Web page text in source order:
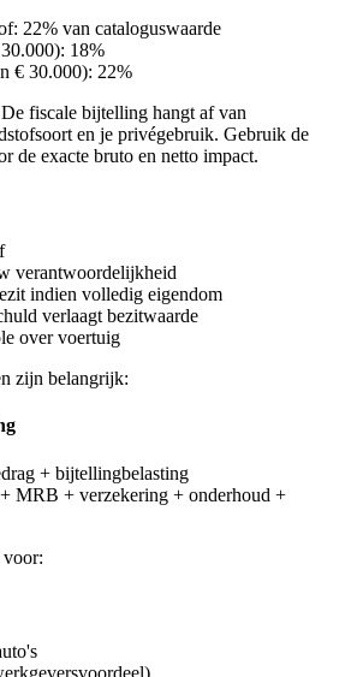
22% van cataloguswaarde
18%
€ 30.000): 22%
De fiscale bijtelling hangt af van
en je privégebruik. Gebruik de
de exacte bruto en netto impact.
verantwoordelijkheid
indien volledig eigendom
verlaagt bezitwaarde
over voertuig
zijn belangrijk:
+ bijtellingbelasting
MRB + verzekering + onderhoud +
voor: